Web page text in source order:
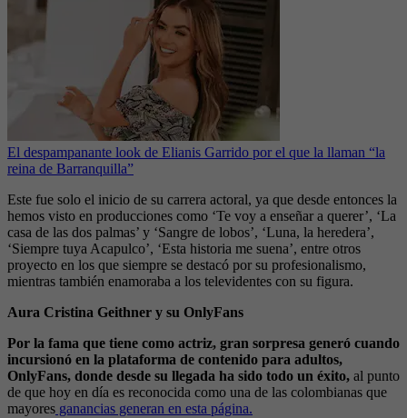
El despampanante look de Elianis Garrido por el que la llaman “la
reina de Barranquilla”
Este fue solo el inicio de su carrera actoral, ya que desde entonces la
hemos visto en producciones como ‘Te voy a enseñar a querer’, ‘La
casa de las dos palmas’ y ‘Sangre de lobos’, ‘Luna, la heredera’,
‘Siempre tuya Acapulco’, ‘Esta historia me suena’, entre otros
proyecto en los que siempre se destacó por su profesionalismo,
mientras también enamoraba a los televidentes con su figura.
Aura Cristina Geithner y su OnlyFans
Por la fama que tiene como actriz, gran sorpresa generó cuando
incursionó en la plataforma de contenido para adultos,
OnlyFans, donde desde su llegada ha sido todo un éxito, al punto
de que hoy en día es reconocida como una de las colombianas que
mayores ganancias generan en esta página.